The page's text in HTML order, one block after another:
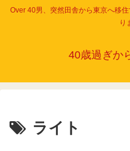
Over 40男、突然田舎から東京へ移
り
40歳過ぎか
ライト